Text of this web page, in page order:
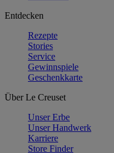
Entdecken
Rezepte
Stories
Service
Gewinnspiele
Geschenkkarte
Über Le Creuset
Unser Erbe
Unser Handwerk
Karriere
Store Finder